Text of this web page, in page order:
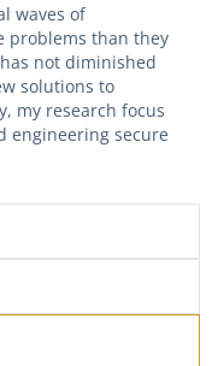
waves of
problems than they
not diminished
solutions to
my research focus
engineering secure